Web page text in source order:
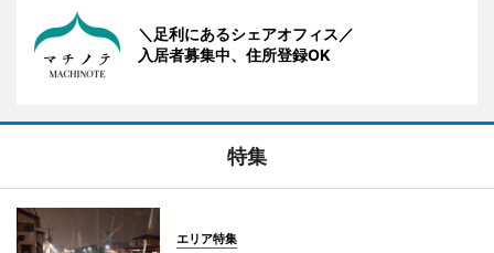
＼足利にあるシェアオフィス／
入居者募集中、住所登録OK
特集
エリア特集